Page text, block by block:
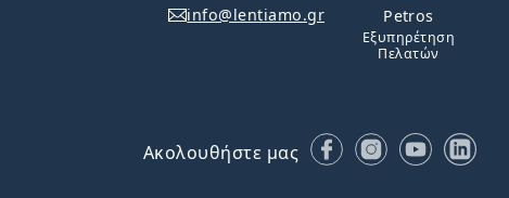
Petros
Εξυπηρέτηση
Πελατών
info@lentiamo.gr
Ακολουθήστε μας FacebookInstagram
YouTube